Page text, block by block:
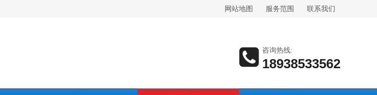
网站地图 服务范围 联系我们
咨询热线:
18938533562